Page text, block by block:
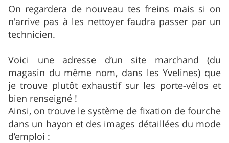
s
s
a
g
e
On regardera de nouveau tes freins mais si on
n'arrive pas à les nettoyer faudra passer par un
technicien.
Voici une adresse d’un site marchand (du
magasin du même nom, dans les Yvelines) que
je trouve plutôt exhaustif sur les porte-vélos et
bien renseigné !
Ainsi, on trouve le système de fixation de fourche
dans un hayon et des images détaillées du mode
d’emploi :